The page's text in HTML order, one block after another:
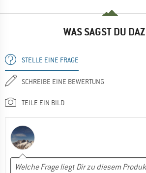
WAS SAGST DU
STELLE EINE FRAGE
SCHREIBE EINE BEWERTUNG
TEILE EIN BILD